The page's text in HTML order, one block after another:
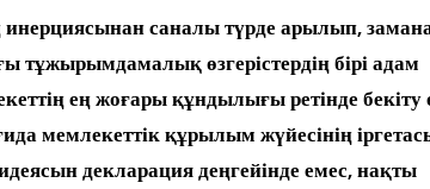
саналы түрде арылып,
тұжырымдамалық өзгерістердің бірі адам
ең жоғары құндылығы ретінде бекіту
мемлекеттік құрылым жүйесінің
декларация деңгейінде емес, нақты